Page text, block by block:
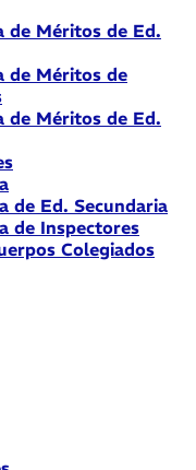
de Méritos de Ed.
de Méritos de
de Méritos de Ed.
de Ed. Secundaria
de Inspectores
Colegiados